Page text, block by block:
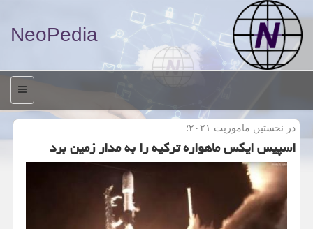
NeoPedia
منو
در نخستین ماموریت ۲۰۲۱؛
اسپیس ایكس ماهواره تركیه را به مدار زمین برد